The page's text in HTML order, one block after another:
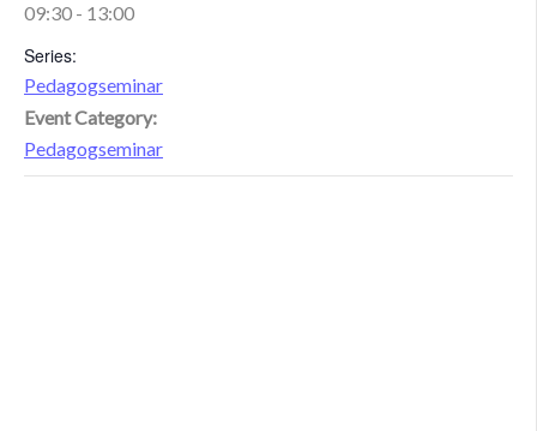
09:30 - 13:00
Series:
Pedagogseminar
Event Category:
Pedagogseminar